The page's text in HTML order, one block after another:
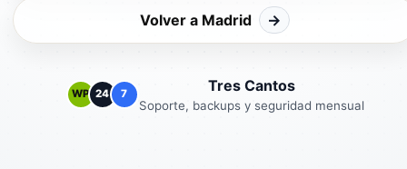
Volver a Madrid →
WP 24 7 Tres Cantos
Soporte, backups y seguridad mensual